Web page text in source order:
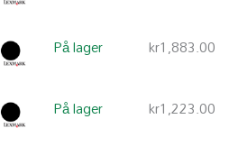
På lager kr1,883.00
På lager kr1,223.00